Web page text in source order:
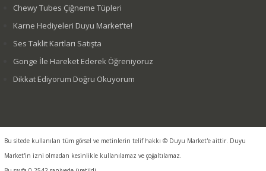
Chewy Tubes Çiğneme Tüpleri
Karne Hediyeleri Duyu Market'te!
Ses Taklit Kartları Satışta
Gonge İle Hareket Ederek Öğreniyoruz
Dikkat Ediyorum Doğru Okuyorum
Bu sitede kullanılan tüm görsel ve metinlerin telif hakkı © Duyu Market'e aittir. Duyu
Market'in izni olmadan kesinlikle kullanılamaz ve çoğaltılamaz.